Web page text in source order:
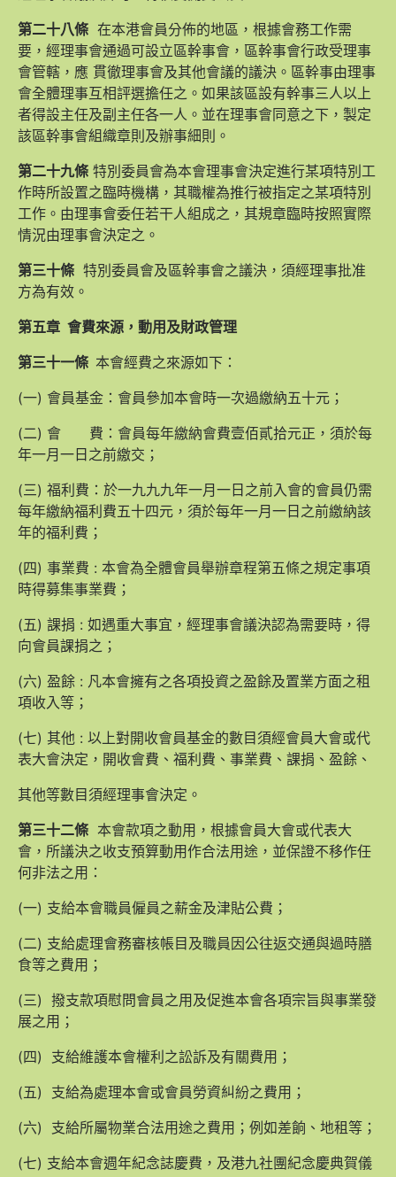
第二十八條 在本港會員分佈的地區，根據會務工作需
要，經理事會通過可設立區幹事會，區幹事會行政受理事
會管轄，應 貫徹理事會及其他會議的議決。區幹事由理事
會全體理事互相評選擔任之。如果該區設有幹事三人以上
者得設主任及副主任各一人。並在理事會同意之下，製定
該區幹事會組織章則及辦事細則。
第二十九條 特別委員會為本會理事會決定進行某項特別工
作時所設置之臨時機構，其職權為推行被指定之某項特別
工作。由理事會委任若干人組成之，其規章臨時按照實際
情況由理事會決定之。
第三十條 特別委員會及區幹事會之議決，須經理事批准
方為有效。
第五章 會費來源，動用及財政管理
第三十一條 本會經費之來源如下：
(一) 會員基金：會員參加本會時一次過繳納五十元；
(二) 會 費：會員每年繳納會費壹佰貳拾元正，須於每
年一月一日之前繳交；
(三) 福利費：於一九九九年一月一日之前入會的會員仍需
每年繳納福利費五十四元，須於每年一月一日之前繳納該
年的福利費；
(四) 事業費 : 本會為全體會員舉辦章程第五條之規定事項
時得募集事業費；
(五) 課捐 : 如遇重大事宜，經理事會議決認為需要時，得
向會員課捐之；
(六) 盈餘 : 凡本會擁有之各項投資之盈餘及置業方面之租
項收入等；
(七) 其他 : 以上對開收會員基金的數目須經會員大會或代
表大會決定，開收會費、福利費、事業費、課捐、盈餘、
其他等數目須經理事會決定。
第三十二條 本會款項之動用，根據會員大會或代表大
會，所議決之收支預算動用作合法用途，並保證不移作任
何非法之用：
(一) 支給本會職員僱員之薪金及津貼公費；
(二) 支給處理會務審核帳目及職員因公往返交通與過時膳
食等之費用；
(三) 撥支款項慰問會員之用及促進本會各項宗旨與事業發
展之用；
(四) 支給維護本會權利之訟訴及有關費用；
(五) 支給為處理本會或會員勞資糾紛之費用；
(六) 支給所屬物業合法用途之費用；例如差餉、地租等；
(七) 支給本會週年紀念誌慶費，及港九社團紀念慶典賀儀